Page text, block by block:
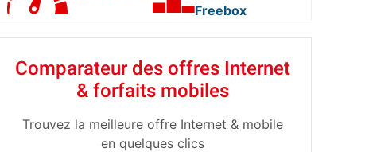
Freebox
Comparateur des offres Internet
& forfaits mobiles
Trouvez la meilleure offre Internet & mobile
en quelques clics